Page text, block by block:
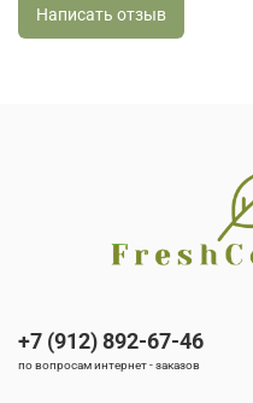
Написать отзыв
+7 (912) 892-67-46
по вопросам интернет - заказов